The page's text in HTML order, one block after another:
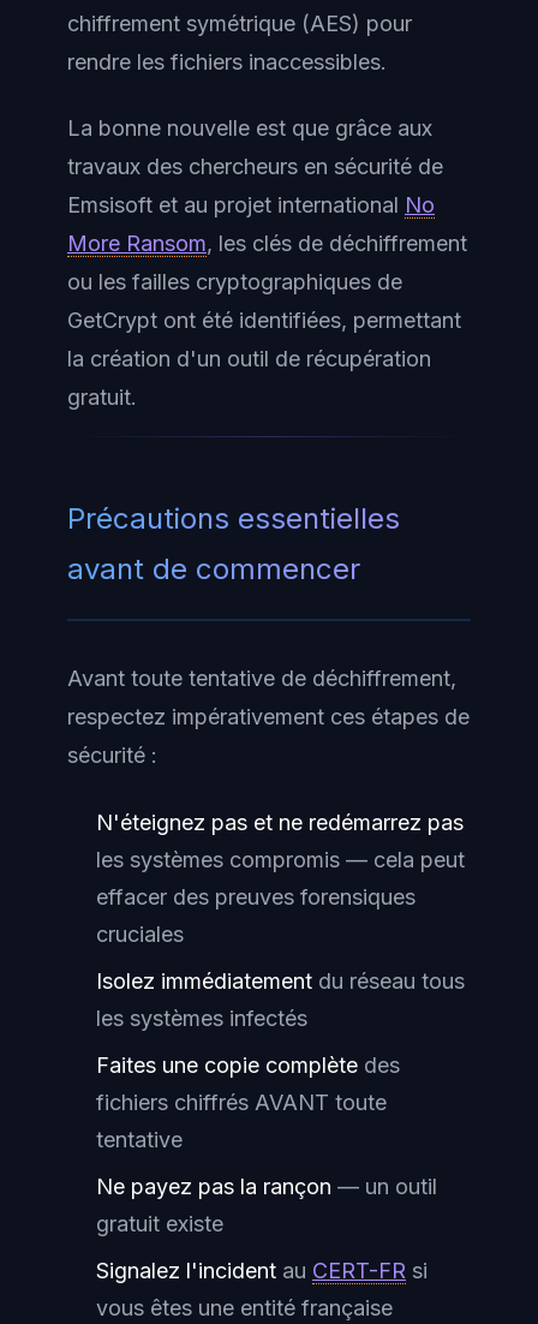
chiffrement symétrique (AES) pour
rendre les fichiers inaccessibles.
La bonne nouvelle est que grâce aux
travaux des chercheurs en sécurité de
Emsisoft et au projet international No
More Ransom, les clés de déchiffrement
ou les failles cryptographiques de
GetCrypt ont été identifiées, permettant
la création d'un outil de récupération
gratuit.
Précautions essentielles
avant de commencer
Avant toute tentative de déchiffrement,
respectez impérativement ces étapes de
sécurité :
N'éteignez pas et ne redémarrez pas
les systèmes compromis — cela peut
effacer des preuves forensiques
cruciales
Isolez immédiatement du réseau tous
les systèmes infectés
Faites une copie complète des
fichiers chiffrés AVANT toute
tentative
Ne payez pas la rançon — un outil
gratuit existe
Signalez l'incident au CERT-FR si
vous êtes une entité française